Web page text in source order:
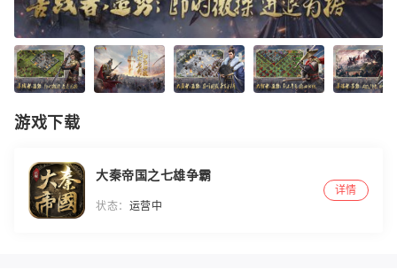
游戏下载
大秦帝国之七雄争霸
状态： 运营中
详情